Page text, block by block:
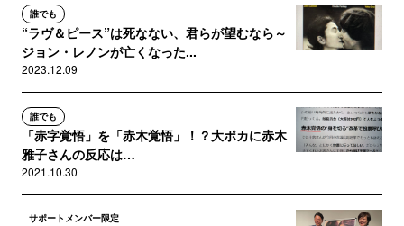
誰でも
“ラヴ＆ピース”は死なない、君らが望むなら～
ジョン・レノンが亡くなった...
2023.12.09
誰でも
「赤字覚悟」を「赤木覚悟」！？大ポカに赤木
雅子さんの反応は…
2021.10.30
サポートメンバー限定